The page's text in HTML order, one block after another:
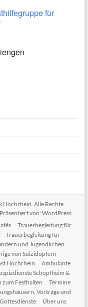
für
Hochrhein . Alle Rechte
von:WordPress
Trauerbegleitung für
Trauerbegleitung für
und Jugendlichen
von Suizidopfern
Hochrhein
Ambulante
Schopfheim &
Festhalten
Termine
Vorträge und
Gottesdienste
Über uns